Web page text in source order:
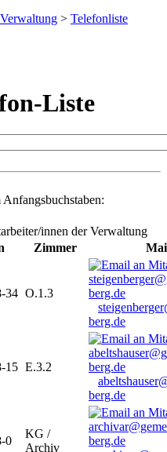
Verwaltung > Telefonliste
Liste
innen der Verwaltung
Zimmer
34 O.1.3
berg.de
15 E.3.2
berg.de
0
KG /
Archiv